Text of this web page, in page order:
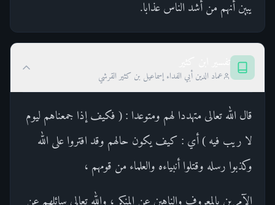
يبين أنهم من أشد الناس عذابا.
عماد الدين أبي الفداء إسماعيل بن كثير القرشي
قال الله تعالى متهددا لهم ومتوعدا : ( فكيف إذا جمعناهم ليوم
لا ريب فيه ) أي : كيف يكون حالهم وقد افتروا على الله
وكذبوا رسله وقتلوا أنبياءه والعلماء من قومهم ،
الآمرين بالمعروف والناهين عن المنكر ، والله تعالى سائلهم عن